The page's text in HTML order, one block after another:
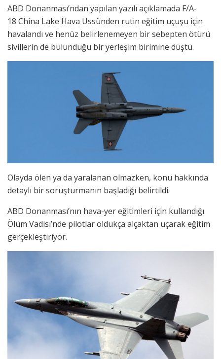
ABD Donanması’ndan yapılan yazılı açıklamada F/A-
18 China Lake Hava Üssünden rutin eğitim uçuşu için
havalandı ve henüz belirlenemeyen bir sebepten ötürü
sivillerin de bulunduğu bir yerleşim birimine düştü.
Olayda ölen ya da yaralanan olmazken, konu hakkında
detaylı bir soruşturmanın başladığı belirtildi.
ABD Donanması’nın hava-yer eğitimleri için kullandığı
Ölüm Vadisi’nde pilotlar oldukça alçaktan uçarak eğitim
gerçekleştiriyor.